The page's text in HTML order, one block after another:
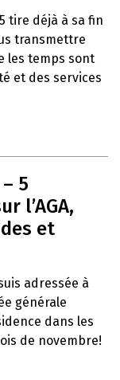
tire déjà à sa fin
transmettre
les temps sont
et des services
5
l’AGA,
et
adressée à
générale
dans les
de novembre!